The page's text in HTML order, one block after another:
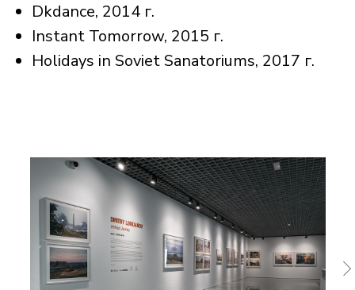
Dkdance, 2014 г.
Instant Tomorrow, 2015 г.
Holidays in Soviet Sanatoriums, 2017 г.